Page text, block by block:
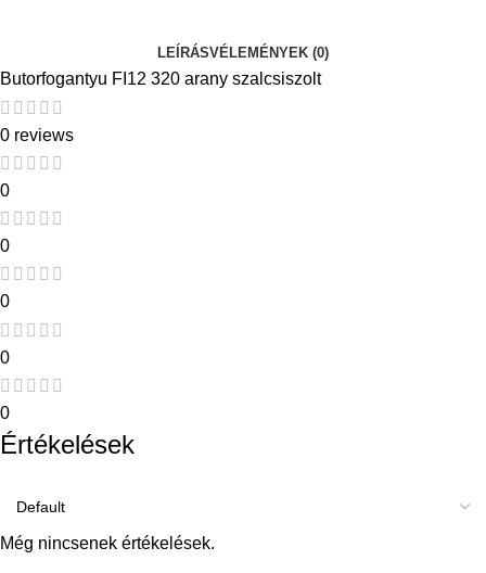
LEÍRÁSVÉLEMÉNYEK (0)
Butorfogantyu FI12 320 arany szalcsiszolt
0 reviews
0
0
0
0
0
Értékelések
Még nincsenek értékelések.